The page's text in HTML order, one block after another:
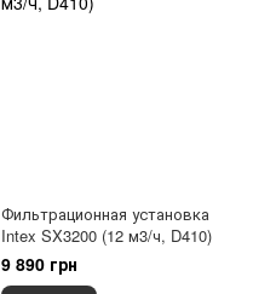
Фильтрационная установка
Intex SX3200 (12 м3/ч, D410)
9 890 грн